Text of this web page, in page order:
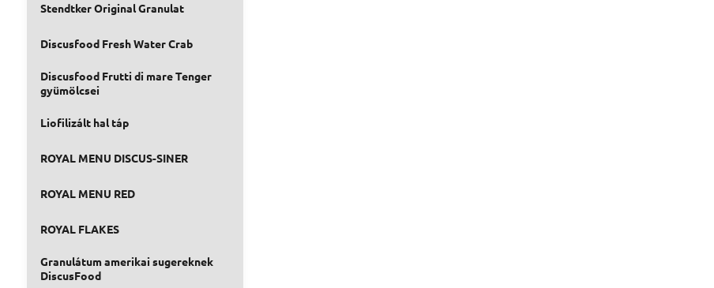
Stendtker Original Granulat
Discusfood Fresh Water Crab
Discusfood Frutti di mare Tenger
gyümölcsei
Liofilizált hal táp
ROYAL MENU DISCUS-SINER
ROYAL MENU RED
ROYAL FLAKES
Granulátum amerikai sugereknek
DiscusFood